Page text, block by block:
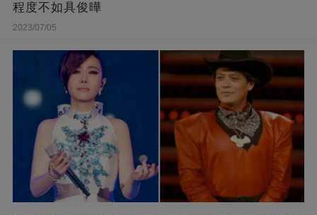
程度不如具俊曄
2023/07/05